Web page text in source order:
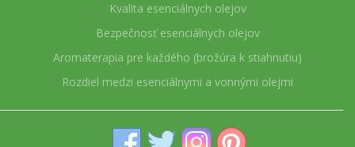
Kvalita esenciálnych olejov
Bezpečnosť esenciálnych olejov
Aromaterapia pre každého (brožúra k stiahnutiu)
Rozdiel medzi esenciálnymi a vonnými olejmi